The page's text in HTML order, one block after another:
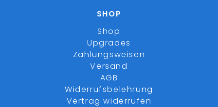
SHOP
Shop
Upgrades
Zahlungsweisen
Versand
AGB
Widerrufsbelehrung
Vertrag widerrufen